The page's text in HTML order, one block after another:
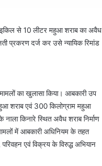
से 10 लीटर महुआ शराब का अवैध
प्रकरण दर्ज कर उसे न्यायिक रिमांड
मामलों का खुलासा किया। आबकारी उप
महुआ शराब एवं 300 किलोग्राम महुआ
किनारे स्थित अवैध शराब निर्माण
में आबकारी अधिनियम के तहत
एवं विक्रय के विरुद्ध अभियान